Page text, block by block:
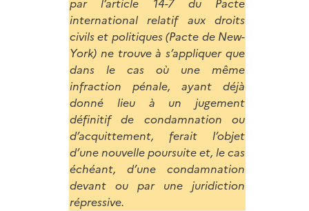
international relatif aux droits
civils et politiques (Pacte de New-
York) ne trouve à s’appliquer que
dans le cas où une même
infraction pénale, ayant déjà
donné lieu à un jugement
définitif de condamnation ou
d’acquittement, ferait l’objet
d’une nouvelle poursuite et, le cas
échéant, d’une condamnation
devant ou par une juridiction
répressive.